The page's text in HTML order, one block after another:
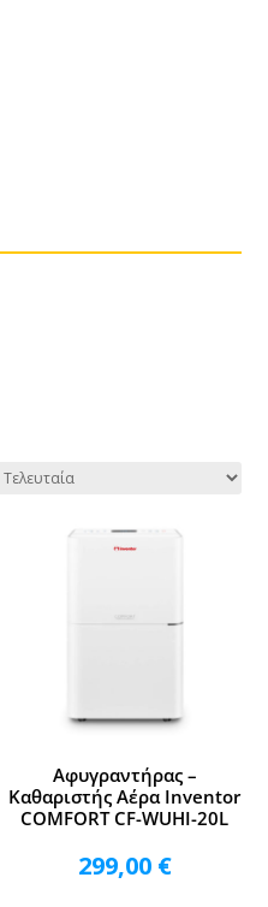
Αφυγραντήρας –
Καθαριστής Αέρα Inventor
COMFORT CF-WUHI-20L
299,00 €